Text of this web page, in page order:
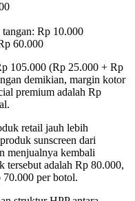
tangan: Rp 10.000
60.000
105.000 (Rp 25.000 + Rp
demikian, margin kotor
premium adalah Rp
retail jauh lebih
sunscreen dari
menjualnya kembali
tersebut adalah Rp 80.000,
70.000 per botol.